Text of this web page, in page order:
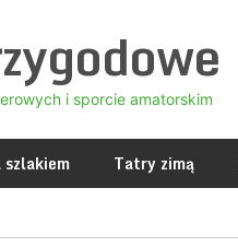
i sporcie amatorskim
Tatry zimą